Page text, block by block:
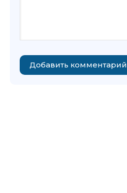
Добавить комментарий